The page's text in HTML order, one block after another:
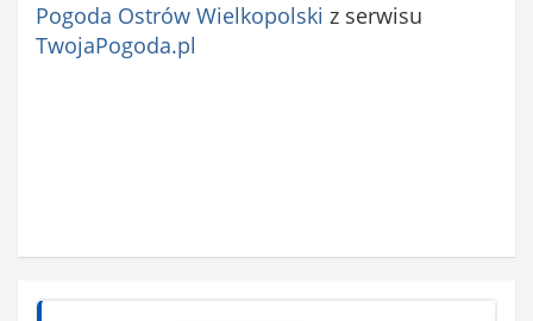
Pogoda Ostrów Wielkopolski z serwisu
TwojaPogoda.pl